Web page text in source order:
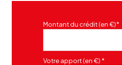
Montant du crédit (en €)*
Votre apport (en €) *